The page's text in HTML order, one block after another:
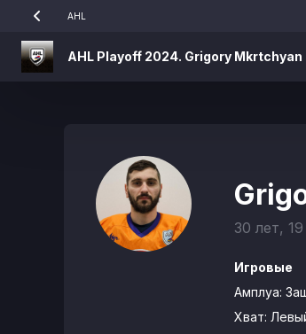
AHL
AHL Playoff 2024. Grigory Mkrtchyan
30 лет,
Игровые
Амплуа:
Хват: